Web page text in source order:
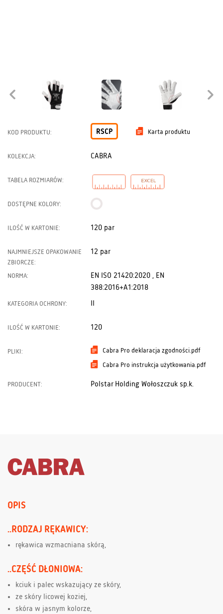
KOD PRODUKTU: RSCP Karta produktu
KOLEKCJA: CABRA
TABELA ROZMIARÓW:
DOSTĘPNE KOLORY:
ILOŚĆ W KARTONIE: 120 par
NAJMNIEJSZE OPAKOWANIE
ZBIORCZE:
12 par
NORMA:
EN ISO 21420:2020 , EN
388:2016+A1:2018
KATEGORIA OCHRONY: II
ILOŚĆ W KARTONIE: 120
PLIKI: Cabra Pro deklaracja zgodności.pdf
Cabra Pro instrukcja użytkowania.pdf
PRODUCENT: Polstar Holding Wołoszczuk sp.k.
OPIS
..RODZAJ RĘKAWICY:
rękawica wzmacniana skórą,
..CZĘŚĆ DŁONIOWA:
kciuk i palec wskazujący ze skóry,
ze skóry licowej koziej,
skóra w jasnym kolorze,